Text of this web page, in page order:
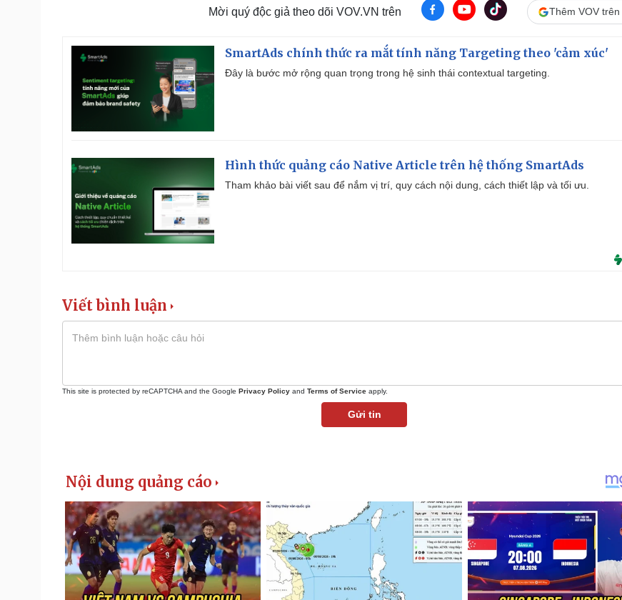
Mời quý độc giả theo dõi VOV.VN trên Thêm VOV
SmartAds chính thức ra mắt tính năng Targeting theo 'cảm xúc'
Đây là bước mở rộng quan trọng trong hệ sinh thái contextual targeting.
Hình thức quảng cáo Native Article trên hệ thống SmartAds
Tham khảo bài viết sau để nắm vị trí, quy cách nội dung, cách thiết lập và tối ưu.
Viết bình luận
This site is protected by reCAPTCHA and the Google Privacy Policy and Terms of Service apply.
Gửi tin